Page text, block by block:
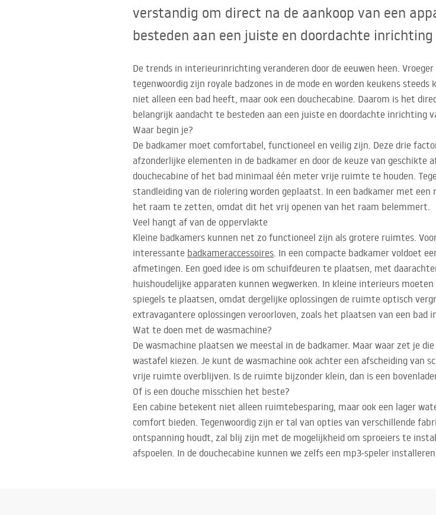
verstandig om direct na de aankoop van een
besteden aan een juiste en doordachte
De trends in interieurinrichting veranderen door de eeuwen heen.
tegenwoordig zijn royale badzones in de mode en worden keukens
niet alleen een bad heeft, maar ook een douchecabine. Daarom is het
belangrijk aandacht te besteden aan een juiste en doordachte inrichting
Waar begin je?
De badkamer moet comfortabel, functioneel en veilig zijn. Deze drie
afzonderlijke elementen in de badkamer en door de keuze van geschikte
douchecabine of het bad minimaal één meter vrije ruimte te houden.
standleiding van de riolering worden geplaatst. In een badkamer met
het raam te zetten, omdat dit het vrij openen van het raam belemmert.
Veel hangt af van de oppervlakte
Kleine badkamers kunnen net zo functioneel zijn als grotere ruimtes.
interessante badkameraccessoires. In een compacte badkamer voldoet
afmetingen. Een goed idee is om schuifdeuren te plaatsen, met
huishoudelijke apparaten kunnen wegwerken. In kleine interieurs
spiegels te plaatsen, omdat dergelijke oplossingen de ruimte optisch
extravagantere oplossingen veroorloven, zoals het plaatsen van een bad
Wat te doen met de wasmachine?
De wasmachine plaatsen we meestal in de badkamer. Maar waar zet je
wastafel kiezen. Je kunt de wasmachine ook achter een afscheiding van
vrije ruimte overblijven. Is de ruimte bijzonder klein, dan is een
Of is een douche misschien het beste?
Een cabine betekent niet alleen ruimtebesparing, maar ook een lager
comfort bieden. Tegenwoordig zijn er tal van opties van verschillende
ontspanning houdt, zal blij zijn met de mogelijkheid om sproeiers te
afspoelen. In de douchecabine kunnen we zelfs een mp3-speler